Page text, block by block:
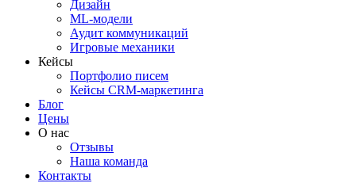
Дизайн
ML-модели
Аудит коммуникаций
Игровые механики
Кейсы
Портфолио писем
Кейсы CRM-маркетинга
Блог
Цены
О нас
Отзывы
Наша команда
Контакты